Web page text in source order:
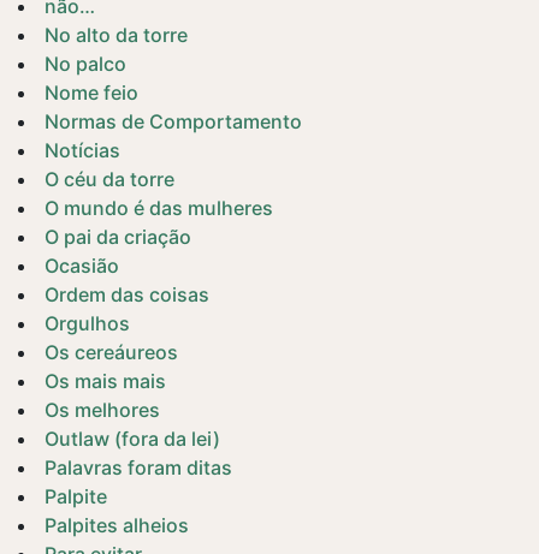
não…
No alto da torre
No palco
Nome feio
Normas de Comportamento
Notícias
O céu da torre
O mundo é das mulheres
O pai da criação
Ocasião
Ordem das coisas
Orgulhos
Os cereáureos
Os mais mais
Os melhores
Outlaw (fora da lei)
Palavras foram ditas
Palpite
Palpites alheios